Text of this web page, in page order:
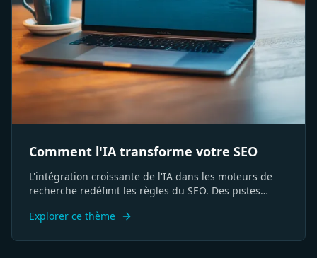
Comment l'IA transforme votre SEO
L'intégration croissante de l'IA dans les moteurs de
recherche redéfinit les règles du SEO. Des pistes
méthodes d'analyse
Explorer ce thème